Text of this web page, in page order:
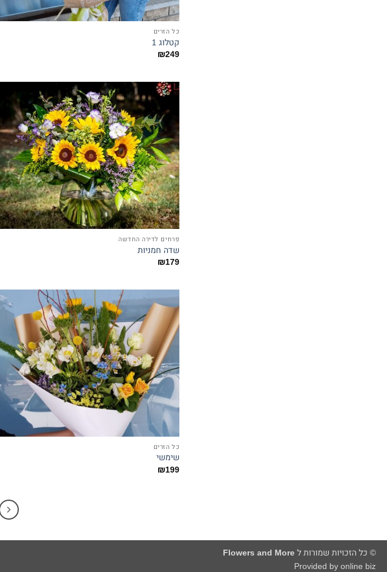
כל הזרים
קטלוג 1
₪249
פרחים לדירה החדשה
שדה חמניות
₪179
כל הזרים
שימשי
₪199
© כל הזכויות שמורות ל Flowers and More
Provided by online biz